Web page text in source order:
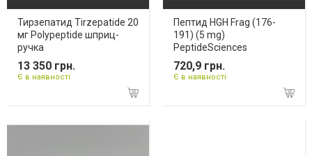
Тирзепатид Tirzepatide 20
мг Polypeptide шприц-
ручка
13 350 грн.
Є в наявності
Пептид HGH Frag (176-
191) (5 mg)
PeptideSciences
720,9 грн.
Є в наявності